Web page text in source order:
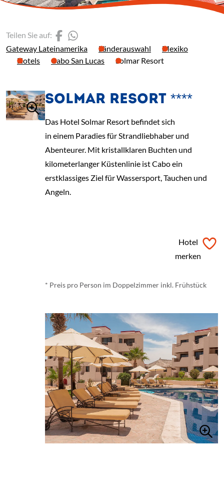
Gateway Lateinamerika Länderauswahl
Mexiko
Hotels
Cabo San Lucas Solmar Resort
Teilen Sie auf: (Link öffnet einen neuen
SOLMAR RESORT ****
Das Hotel Solmar Resort befindet sich
in einem Paradies für Strandliebhaber und
Abenteurer. Mit kristallklaren Buchten und
kilometerlanger Küstenlinie ist Cabo ein
erstklassiges Ziel für Wassersport, Tauchen und
Angeln.
Hotel
merken
* Preis pro Person im Doppelzimmer inkl. Frühstück